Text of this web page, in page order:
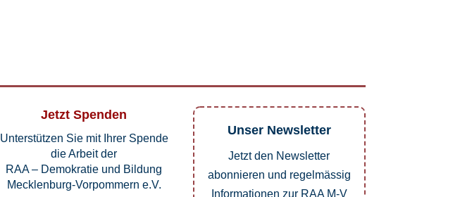
Jetzt Spenden
Unterstützen Sie mit Ihrer Spende
die Arbeit der
RAA – Demokratie und Bildung
Mecklenburg-Vorpommern e.V.
Unser Newsletter
Jetzt den Newsletter
abonnieren und regelmässig
Informationen zur RAA M-V